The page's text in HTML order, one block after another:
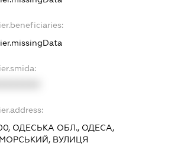
ОДЕСЬКА ОБЛ., ОДЕСА,
ВУЛИЦЯ